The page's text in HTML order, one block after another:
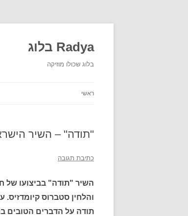
Radya בלוג
בלוג שכולו מוזיקה
ראשי
"תודה" – השיר
כתיבת תגובה
והלחין סטברוס
תודה על הדברים הטובים